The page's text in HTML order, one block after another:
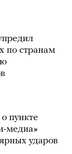
по странам
пункте
медиа»
ударов